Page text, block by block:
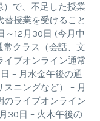
で、不足した授業
授業を受けること
～12月30日 (今月中
常クラス（会話、文
イブオンライン通常
– 月水金午後の通
ニングなど） – 月
のライブオンライン
30日 – 火木午後の